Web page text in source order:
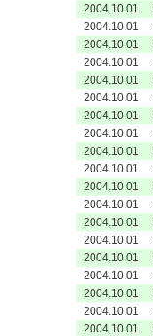
2004.10.01
2004.10.01
2004.10.01
2004.10.01
2004.10.01
2004.10.01
2004.10.01
2004.10.01
2004.10.01
2004.10.01
2004.10.01
2004.10.01
2004.10.01
2004.10.01
2004.10.01
2004.10.01
2004.10.01
2004.10.01
2004.10.01